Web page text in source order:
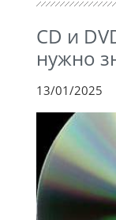
CD и
нужно
13/01/2025